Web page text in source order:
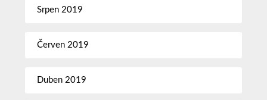
Srpen 2019
Červen 2019
Duben 2019